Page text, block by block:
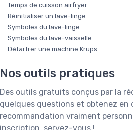
Temps de cuisson airfryer
Réinitialiser un lave-linge
Symboles du lave-linge
Symboles du lave-vaisselle
Détartrer une machine Krups
Nos outils pratiques
Des outils gratuits conçus par la
quelques questions et obtenez en
recommandation vraiment